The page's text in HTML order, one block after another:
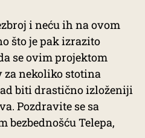
i neću ih na ovom
što je pak izrazito
se ovim projektom
za nekoliko stotina
biti drastično izloženiji
Pozdravite se sa
bezbednošću Telepa,